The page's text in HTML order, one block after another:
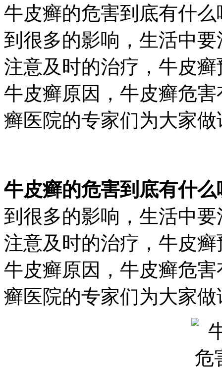
牛皮癣的危害到底有什
到很多的影响，生活中
注意及时的治疗，牛皮
牛皮癣原因，牛皮癣危
癣医院的专家们为大家
牛皮癣的危害到底有什么
到很多的影响，生活中
注意及时的治疗，牛皮
牛皮癣原因，牛皮癣危
癣医院的专家们为大家